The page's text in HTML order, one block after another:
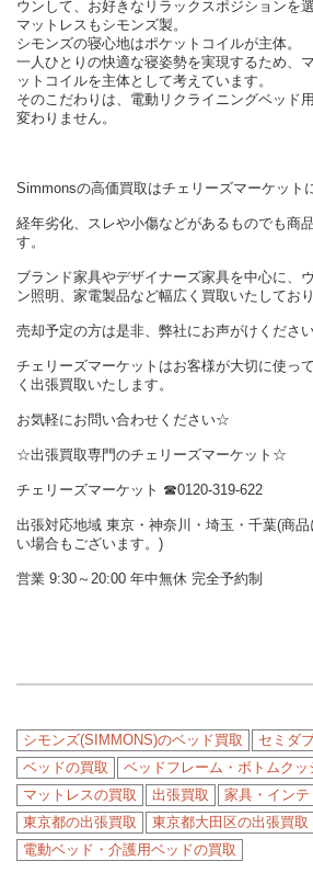
ウンして、お好きなリラックスポジションを選
マットレスもシモンズ製。
シモンズの寝心地はポケットコイルが主体。
一人ひとりの快適な寝姿勢を実現するため、
ットコイルを主体として考えています。
そのこだわりは、電動リクライニングベッド
変わりません。
Simmonsの高価買取はチェリーズマーケット
経年劣化、スレや小傷などがあるものでも商
す。
ブランド家具やデザイナーズ家具を中心に、
ン照明、家電製品など幅広く買取いたしており
売却予定の方は是非、弊社にお声がけください
チェリーズマーケットはお客様が大切に使っ
く出張買取いたします。
お気軽にお問い合わせください☆
☆出張買取専門のチェリーズマーケット☆
チェリーズマーケット ☎︎0120-319-622
出張対応地域 東京・神奈川・埼玉・千葉(商
い場合もございます。)
営業 9:30～20:00 年中無休 完全予約制
シモンズ(SIMMONS)のベッド買取
セミダ
ベッドの買取
ベッドフレーム・ボトムクッ
マットレスの買取
出張買取
家具・インテ
東京都の出張買取
東京都大田区の出張買取
電動ベッド・介護用ベッドの買取